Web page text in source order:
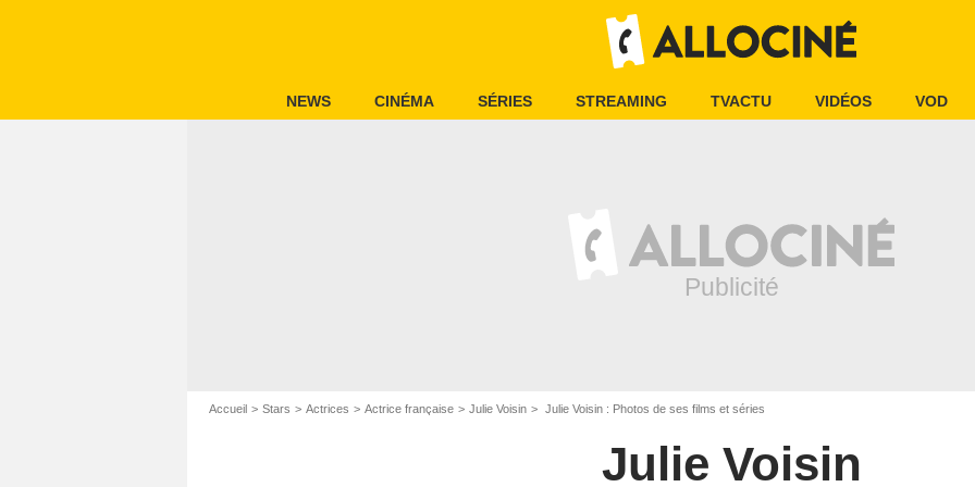
NEWS CINÉMA SÉRIES STREAMING TVACTU VIDÉOS VOD
Accueil Stars Actrices Actrice française Julie Voisin Julie Voisin : Photos de ses films et séries
Julie Voisin